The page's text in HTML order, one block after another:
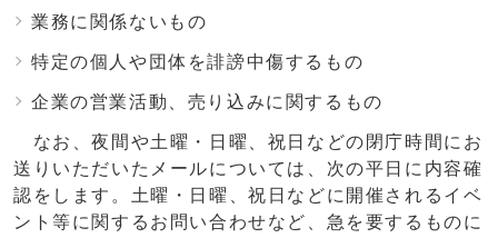
業務に関係ないもの
特定の個人や団体を誹謗中傷するもの
企業の営業活動、売り込みに関するもの
なお、夜間や土曜・日曜、祝日などの閉庁時間にお
送りいただいたメールについては、次の平日に内容確
認をします。土曜・日曜、祝日などに開催されるイベ
ント等に関するお問い合わせなど、急を要するものに